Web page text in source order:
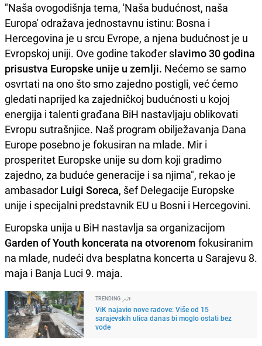
"Naša ovogodišnja tema, 'Naša budućnost, naša
Europa' odražava jednostavnu istinu: Bosna i
Hercegovina je u srcu Evrope, a njena budućnost je u
Evropskoj uniji. Ove godine također slavimo 30 godina
prisustva Europske unije u zemlji. Nećemo se samo
osvrtati na ono što smo zajedno postigli, već ćemo
gledati naprijed ka zajedničkoj budućnosti u kojoj
energija i talenti građana BiH nastavljaju oblikovati
Evropu sutrašnjice. Naš program obilježavanja Dana
Europe posebno je fokusiran na mlade. Mir i
prosperitet Europske unije su dom koji gradimo
zajedno, za buduće generacije i sa njima", rekao je
ambasador Luigi Soreca, šef Delegacije Europske
unije i specijalni predstavnik EU u Bosni i Hercegovini.
Europska unija u BiH nastavlja sa organizacijom
Garden of Youth koncerata na otvorenom fokusiranim
na mlade, nudeći dva besplatna koncerta u Sarajevu 8.
maja i Banja Luci 9. maja.
TRENDING
ViK najavio nove radove: Više od 15
sarajevskih ulica danas bi moglo ostati bez
vode